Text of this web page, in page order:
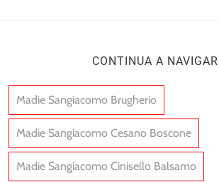
CONTINUA A
Madie Sangiacomo Brugherio
Madie Sangiacomo Cesano Boscone
Madie Sangiacomo Cinisello Balsamo